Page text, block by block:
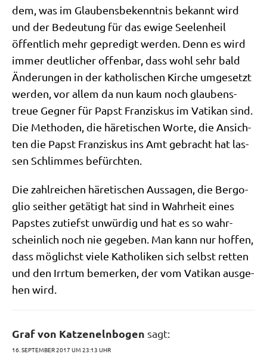
dem, was im Glau­bens­be­kennt­nis bekannt wird
und der Bedeu­tung für das ewi­ge See­len­heil
öffent­lich mehr gepre­digt wer­den. Denn es wird
immer deut­li­cher offen­bar, dass wohl sehr bald
Ände­run­gen in der katho­li­schen Kir­che umge­setzt
wer­den, vor allem da nun kaum noch glau­bens­
treue Geg­ner für Papst Fran­zis­kus im Vati­kan sind.
Die Metho­den, die häre­ti­schen Wor­te, die Ansich­
ten die Papst Fran­zis­kus ins Amt gebracht hat las­
sen Schlim­mes befürchten.
Die zahl­rei­chen häre­ti­schen Aus­sa­gen, die Berg­o­
glio seit­her getä­tigt hat sind in Wahr­heit eines
Pap­stes zutiefst unwür­dig und hat es so wahr­
schein­lich noch nie gege­ben. Man kann nur hof­fen,
dass mög­lichst vie­le Katho­li­ken sich selbst ret­ten
und den Irr­tum bemer­ken, der vom Vati­kan aus­ge­
hen wird.
Graf von Katzenelnbogen sagt:
16. SEPTEMBER 2017 UM 23:13 UHR